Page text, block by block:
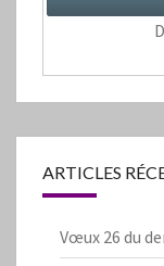
ARTICLES
Vœux 26 du